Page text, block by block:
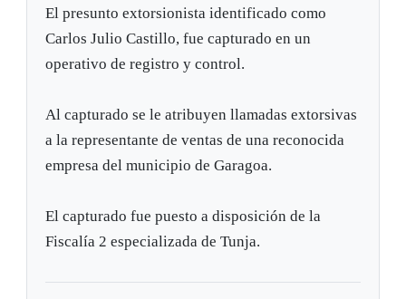
El presunto extorsionista identificado como
Carlos Julio Castillo, fue capturado en un
operativo de registro y control.
Al capturado se le atribuyen llamadas extorsivas
a la representante de ventas de una reconocida
empresa del municipio de Garagoa.
El capturado fue puesto a disposición de la
Fiscalía 2 especializada de Tunja.